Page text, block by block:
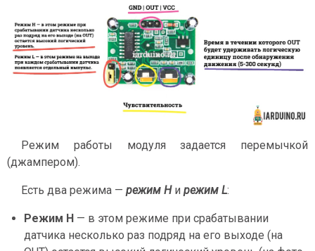
Режим работы модуля задается перемычкой
(джампером).
Есть два режима — режим Hи режим L:
Режим H — в этом режиме при срабатывании
датчика несколько раз подряд на его выходе (на